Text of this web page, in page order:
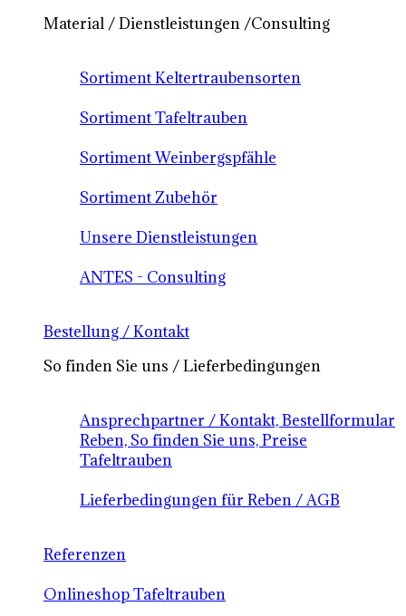
Material / Dienstleistungen /Consulting
Sortiment Keltertraubensorten
Sortiment Tafeltrauben
Sortiment Weinbergspfähle
Sortiment Zubehör
Unsere Dienstleistungen
ANTES - Consulting
Bestellung / Kontakt
So finden Sie uns / Lieferbedingungen
Ansprechpartner / Kontakt, Bestellformular
Reben, So finden Sie uns, Preise
Tafeltrauben
Lieferbedingungen für Reben / AGB
Referenzen
Onlineshop Tafeltrauben